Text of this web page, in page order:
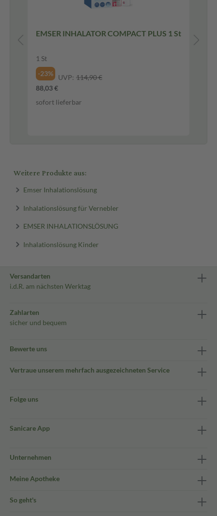
EMSER INHALATOR COMPACT PLUS 1 St
1 St
-23%
UVP: 114,90 €
88,03 €
sofort lieferbar
Weitere Produkte aus:
Emser Inhalationslösung
Inhalationslösung für Vernebler
EMSER INHALATIONSLÖSUNG
Inhalationslösung Kinder
Versandarten
i.d.R. am nächsten Werktag
Zahlarten
sicher und bequem
Bewerte uns
Vertraue unserem mehrfach ausgezeichneten Service
Folge uns
Sanicare App
Unternehmen
Meine Apotheke
So geht's